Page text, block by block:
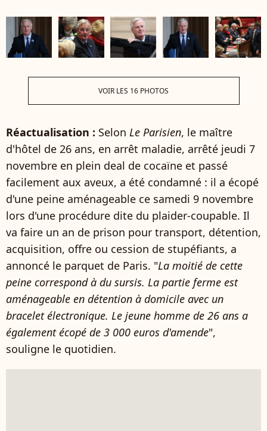
VOIR LES 16 PHOTOS
Réactualisation : Selon Le Parisien, le maître
d'hôtel de 26 ans, en arrêt maladie, arrêté jeudi 7
novembre en plein deal de cocaïne et passé
facilement aux aveux, a été condamné : il a écopé
d'une peine aménageable ce samedi 9 novembre
lors d'une procédure dite du plaider-coupable. Il
va faire un an de prison pour transport, détention,
acquisition, offre ou cession de stupéfiants, a
annoncé le parquet de Paris. "La moitié de cette
peine correspond à du sursis. La partie ferme est
aménageable en détention à domicile avec un
bracelet électronique. Le jeune homme de 26 ans a
également écopé de 3 000 euros d'amende",
souligne le quotidien.